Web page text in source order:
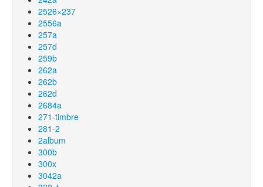
2526×237
2556a
257a
257d
259b
262a
262b
262d
2684a
271-timbre
281-2
2album
300b
300x
3042a